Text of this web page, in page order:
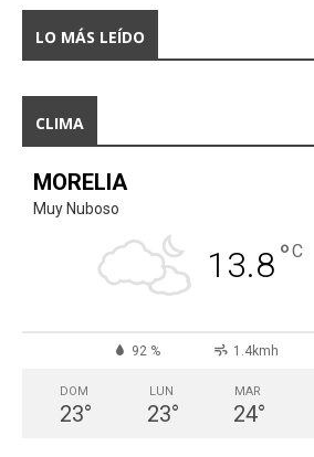
LO MÁS LEÍDO
CLIMA
MORELIA
Muy Nuboso
13.8°C
92 % 1.4kmh
DOM
23°
LUN
23°
MAR
24°